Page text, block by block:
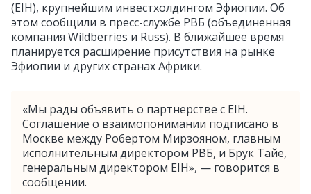
(EIH), крупнейшим инвестхолдингом Эфиопии. Об
этом сообщили в пресс-службе РВБ (объединенная
компания Wildberries и Russ). В ближайшее время
планируется расширение присутствия на рынке
Эфиопии и других странах Африки.
«Мы рады объявить о партнерстве с EIH.
Соглашение о взаимопонимании подписано в
Москве между Робертом Мирзояном, главным
исполнительным директором РВБ, и Брук Тайе,
генеральным директором EIH», — говорится в
сообщении.